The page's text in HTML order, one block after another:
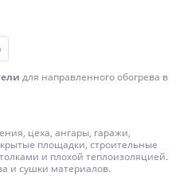
для направленного обогрева в
цеха, ангары, гаражи,
площадки, строительные
и плохой теплоизоляцией.
и сушки материалов.